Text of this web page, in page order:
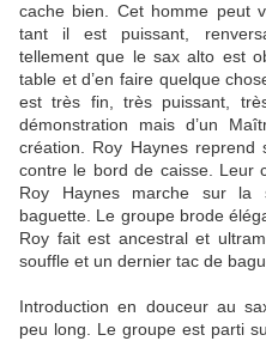
cache bien. Cet homme peut
tant il est puissant,
tellement que le sax alto est
table et d’en faire quelque
est très fin, très puissant,
démonstration mais d’un
création. Roy Haynes
contre le bord de caisse. Leur
Roy Haynes marche sur la
baguette. Le groupe brode
Roy fait est ancestral et
souffle et un dernier tac de
Introduction en douceur au
peu long. Le groupe est parti